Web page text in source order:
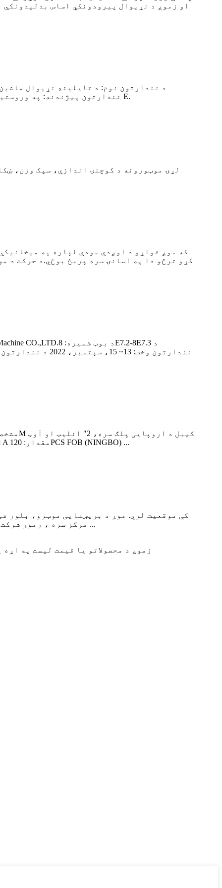
او زموږ د نړیوال پیرودونکي اساس
نندارتون پیژندنه: په وروستیو کلونو کې، تایلینډ په سیمه ایزو اقتصادي همکاریو کې فعاله برخه اخیستې، د آسیا - آرام سمندر د E.
که موږ غواړو د اوږدې مودې لپاره په
کړو ترڅو دا په اسانۍ سره پرمخ بوځي.د حرکت د
لیټ، د المونیم امپیلر میکس فلو: 600L/Min:Maad2Mx:Max2Mx 8M، سرعت: 2850RPM، 220V/50HZ، اوسنی: 6.2A مقدار: 120PCS FOB (NINGBO) ...
جوړونکي یو.د خپل R&D مرکز سره ، زموږ شرکت بډایه ټیکنالوژي ځواک لري ، پرمختللي پرمختیایی اقدامات ، خورا اغیزناک ...
زموږ د محصولاتو یا قیمت لیست په اړه پوښتنو